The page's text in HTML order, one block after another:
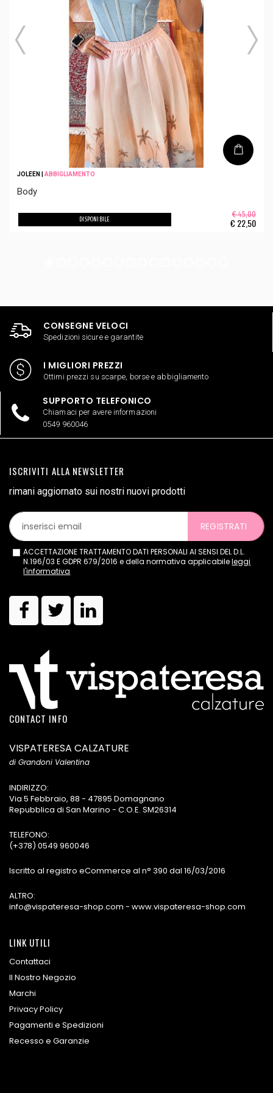
JOLEEN ABBIGLIAMENTO
Body
€ 45,00
€ 22,50
DISPONIBILE
CONSEGNE VELOCI
Spedizioni sicure e garantite
I MIGLIORI PREZZI
Ottimi prezzi su scarpe, borse e abbigliamento
SUPPORTO TELEFONICO
Chiamaci per avere informazioni
0549 960046
ISCRIVITI ALLA NEWSLETTER
rimani aggiornato sui nostri nuovi prodotti
REGISTRATI
ACCETTAZIONE TRATTAMENTO DATI PERSONALI AI SENSI DEL D.L.
N.196/03 E GDPR 679/2016 e della normativa applicabileleggi
l'informativa
CONTACT INFO
VISPATERESA CALZATURE
di Grandoni Valentina
INDIRIZZO:
Via 5 Febbraio, 88 - 47895 Domagnano
Repubblica di San Marino - C.O.E. SM26314
TELEFONO:
(+378) 0549 960046
Iscritto al registro eCommerce al n° 390 dal 16/03/2016
ALTRO:
info@vispateresa-shop.com - www.vispateresa-shop.com
LINK UTILI
Contattaci
Il Nostro Negozio
Marchi
Privacy Policy
Pagamenti e Spedizioni
Recesso e Garanzie